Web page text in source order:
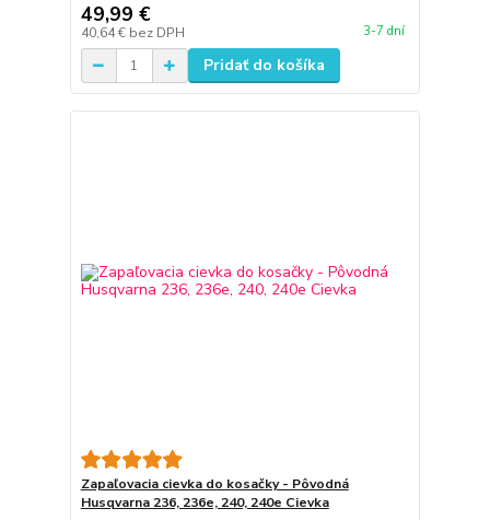
49,99 €
40,64 € bez DPH 3-7 dní
Pridať do košíka
Zapaľovacia cievka do kosačky - Pôvodná
Husqvarna 236, 236e, 240, 240e Cievka